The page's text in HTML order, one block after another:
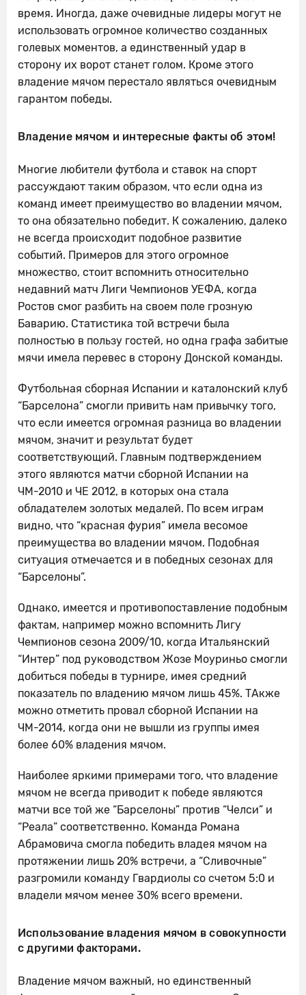
время. Иногда, даже очевидные лидеры могут не
использовать огромное количество созданных
голевых моментов, а единственный удар в
сторону их ворот станет голом. Кроме этого
владение мячом перестало являться очевидным
гарантом победы.
Владение мячом и интересные факты об этом!
Многие любители футбола и ставок на спорт
рассуждают таким образом, что если одна из
команд имеет преимущество во владении мячом,
то она обязательно победит. К сожалению, далеко
не всегда происходит подобное развитие
событий. Примеров для этого огромное
множество, стоит вспомнить относительно
недавний матч Лиги Чемпионов УЕФА, когда
Ростов смог разбить на своем поле грозную
Баварию. Статистика той встречи была
полностью в пользу гостей, но одна графа забитые
мячи имела перевес в сторону Донской команды.
Футбольная сборная Испании и каталонский клуб
“Барселона” смогли привить нам привычку того,
что если имеется огромная разница во владении
мячом, значит и результат будет
соответствующий. Главным подтверждением
этого являются матчи сборной Испании на
ЧМ-2010 и ЧЕ 2012, в которых она стала
обладателем золотых медалей. По всем играм
видно, что “красная фурия” имела весомое
преимущества во владении мячом. Подобная
ситуация отмечается и в победных сезонах для
“Барселоны”.
Однако, имеется и противопоставление подобным
фактам, например можно вспомнить Лигу
Чемпионов сезона 2009/10, когда Итальянский
“Интер” под руководством Жозе Моуриньо смогли
добиться победы в турнире, имея средний
показатель по владению мячом лишь 45%. ТАкже
можно отметить провал сборной Испании на
ЧМ-2014, когда они не вышли из группы имея
более 60% владения мячом.
Наиболее яркими примерами того, что владение
мячом не всегда приводит к победе являются
матчи все той же “Барселоны” против “Челси” и
“Реала” соответственно. Команда Романа
Абрамовича смогла победить владея мячом на
протяжении лишь 20% встречи, а “Сливочные”
разгромили команду Гвардиолы со счетом 5:0 и
владели мячом менее 30% всего времени.
Использование владения мячом в совокупности
с другими факторами.
Владение мячом важный, но единственный